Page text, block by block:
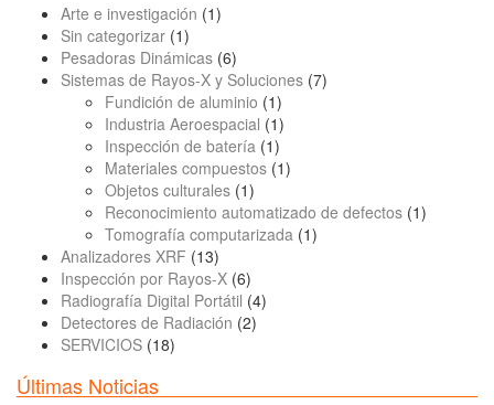
Arte e investigación (1)
Sin categorizar (1)
Pesadoras Dinámicas (6)
Sistemas de Rayos-X y Soluciones (7)
Fundición de aluminio (1)
Industria Aeroespacial (1)
Inspección de batería (1)
Materiales compuestos (1)
Objetos culturales (1)
Reconocimiento automatizado de defectos (1)
Tomografía computarizada (1)
Analizadores XRF (13)
Inspección por Rayos-X (6)
Radiografía Digital Portátil (4)
Detectores de Radiación (2)
SERVICIOS (18)
Últimas Noticias